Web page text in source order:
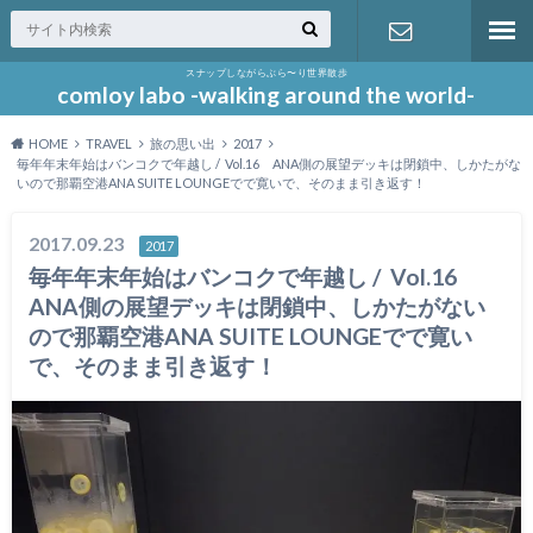
スナップしながらぶら〜り世界散歩
comloy labo -walking around the world-
お問い合わ
HOME TRAVEL 旅の思い出
2017
毎年年末年始はバンコクで年越し / Vol.16 ANA側の展望デッキは閉鎖中、しかたがな
いので那覇空港ANA SUITE LOUNGEでで寛いで、そのまま引き返す！
2017.09.23 2017
毎年年末年始はバンコクで年越し / Vol.16
ANA側の展望デッキは閉鎖中、しかたがない
ので那覇空港ANA SUITE LOUNGEでで寛い
で、そのまま引き返す！